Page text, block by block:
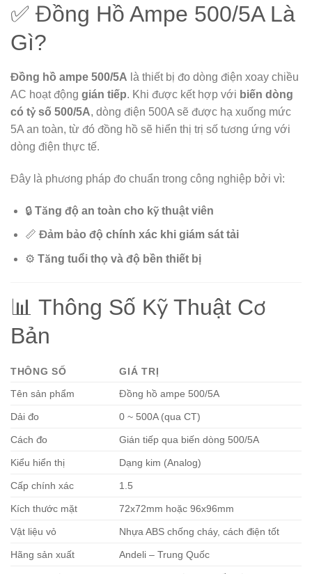
✅ Đồng Hồ Ampe 500/5A Là
Gì?
Đồng hồ ampe 500/5A là thiết bị đo dòng điện xoay chiều
AC hoạt động gián tiếp. Khi được kết hợp với biến dòng
có tỷ số 500/5A, dòng điện 500A sẽ được hạ xuống mức
5A an toàn, từ đó đồng hồ sẽ hiển thị trị số tương ứng với
dòng điện thực tế.
Đây là phương pháp đo chuẩn trong công nghiệp bởi vì:
🔒 Tăng độ an toàn cho kỹ thuật viên
📏 Đảm bảo độ chính xác khi giám sát tải
⚙️ Tăng tuổi thọ và độ bền thiết bị
📊 Thông Số Kỹ Thuật Cơ
Bản
THÔNG SỐ
GIÁ TRỊ
Tên sản phẩm
Đồng hồ ampe 500/5A
Dải đo 0 ~ 500A (qua CT)
Cách đo Gián tiếp qua biến dòng 500/5A
Kiểu hiển thị Dạng kim (Analog)
Cấp chính xác 1.5
Kích thước mặt 72x72mm hoặc 96x96mm
Vật liệu vỏ Nhựa ABS chống cháy, cách điện tốt
Hãng sản xuất Andeli – Trung Quốc